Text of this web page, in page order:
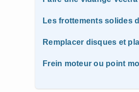
Les frottements solides
Remplacer disques et
Frein moteur ou point